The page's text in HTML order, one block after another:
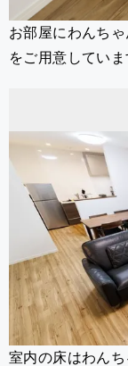
お部屋にわんち
をご用意していま
室内の床はわん